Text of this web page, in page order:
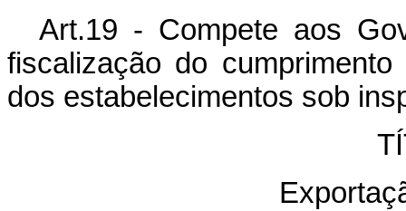
Art.19 - Compete aos
fiscalização do
dos estabelecimentos sob